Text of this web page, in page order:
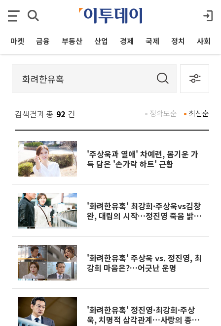
마켓 금융 부동산 산업 경제 국제 정치 사회
검색결과 총 92 건 최신순
정확도순
'주상욱과 열애' 차예련, 봄기운 가
득 담은 '손가락 하트' 근황
'화려한유혹' 최강희·주상욱vs김창
완, 대립의 시작…정진영 죽음 밝힐
'화려한유혹' 주상욱 vs. 정진영, 최
강희 마음은?…어긋난 운명
'화려한유혹' 정진영·최강희·주상
욱, 치명적 삼각관계…사랑의 종착